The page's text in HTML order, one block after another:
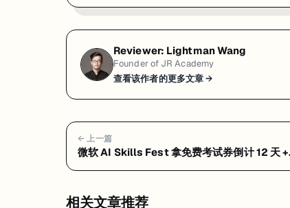
Reviewer: Lightman Wang
Founder of JR Academy
查看该作者的更多文章 →
← 上一篇
微软 AI Skills Fest 拿免费考试券倒计 12 天 +
相关文章推荐